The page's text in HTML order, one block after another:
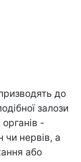
до
залози
-
чи нервів, а
або